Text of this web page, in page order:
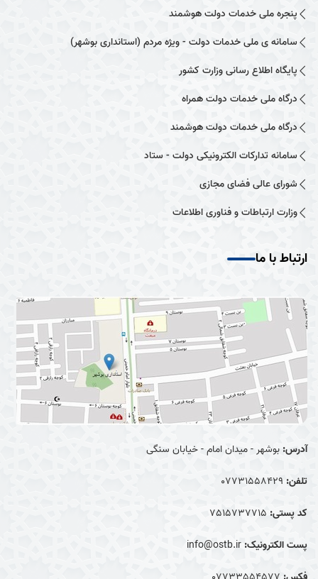
پنجره ملی خدمات دولت هوشمند
سامانه ی ملی خدمات دولت - ویژه مردم (استانداری بوشهر)
پایگاه اطلاع رسانی وزارت کشور
درگاه ملی خدمات دولت همراه
درگاه ملی خدمات دولت هوشمند
سامانه تدارکات الکترونیکی دولت - ستاد
شورای عالی فضای مجازی
وزارت ارتباطات و فناوری اطلاعات
ارتباط با ما
آدرس: بوشهر - میدان امام - خیابان سنگی
تلفن: 07731558429
کد پستی: 7515737715
پست الکترونیک: info@ostb.ir